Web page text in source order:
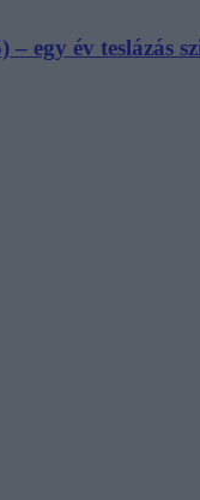
egy év teslázás